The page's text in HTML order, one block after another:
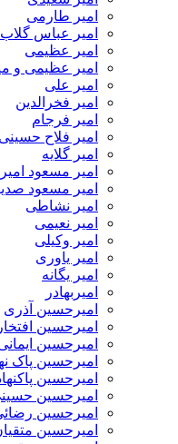
امیر طارمی
امیر عباس گلاب
امیر عظیمی
امیر عظیمی و میلاد بابایی
امیر علی
امیر فخرالدین
امیر فرجام
امیر فلاح حسینی
امیر گلایه
امیر مسعود امیری
امیر مسعود صدیق
امیر نشاطی
امیر نعیمی
امیر وکیلی
امیر یاوری
امیر یگانه
امیربهادر
امیرحسین آذری
امیرحسین افتخاری
امیرحسین ایمانی
امیرحسین پاک نهاد
امیرحسین پاکنهاد
امیرحسین حسینی
امیرحسین رضائی
امیرحسین متقیان